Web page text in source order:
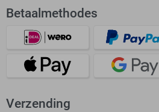
Betaalmethodes
Verzending